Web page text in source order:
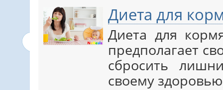
Диета для
Диета для
предполагает
сбросить
своему